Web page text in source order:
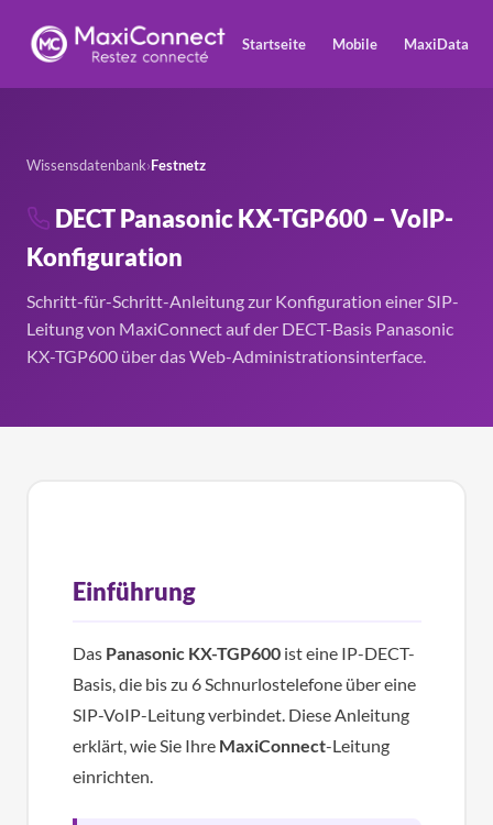
Startseite Mobile MaxiData
Wissensdatenbank›Festnetz
DECT Panasonic KX-TGP600 – VoIP-
Konfiguration
Schritt-für-Schritt-Anleitung zur Konfiguration einer SIP-
Leitung von MaxiConnect auf der DECT-Basis Panasonic
KX-TGP600 über das Web-Administrationsinterface.
Einführung
Das Panasonic KX-TGP600ist eine IP-DECT-
Basis, die bis zu 6 Schnurlostelefone über eine
SIP-VoIP-Leitung verbindet. Diese Anleitung
erklärt, wie Sie Ihre MaxiConnect-Leitung
einrichten.